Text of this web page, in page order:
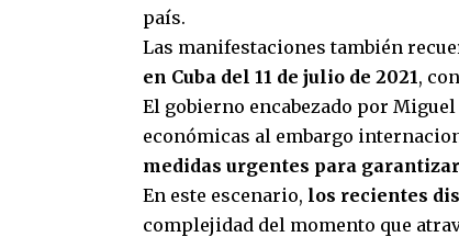
país.
Las manifestaciones también
en Cuba del 11 de julio de 2021,
El gobierno encabezado por
económicas al embargo
medidas urgentes para
En este escenario, los recientes
complejidad del momento que